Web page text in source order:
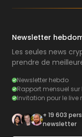
Newsletter
Les seules news
prendre de
Newsletter hebdo
Rapport mensuel
Invitation pour le live
+ 19 603
newsletter